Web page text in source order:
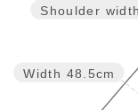
Width 48.5cm
Shoulder width